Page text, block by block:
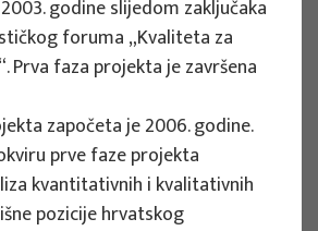
godine slijedom zaključaka
foruma „Kvaliteta za
Prva faza projekta je završena
započeta je 2006. godine.
prve faze projekta
kvantitativnih i kvalitativnih
pozicije hrvatskog